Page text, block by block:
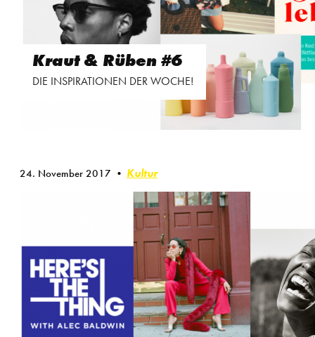
Kraut & Rüben #6
DIE INSPIRATIONEN DER WOCHE!
24. November 2017 Kultur